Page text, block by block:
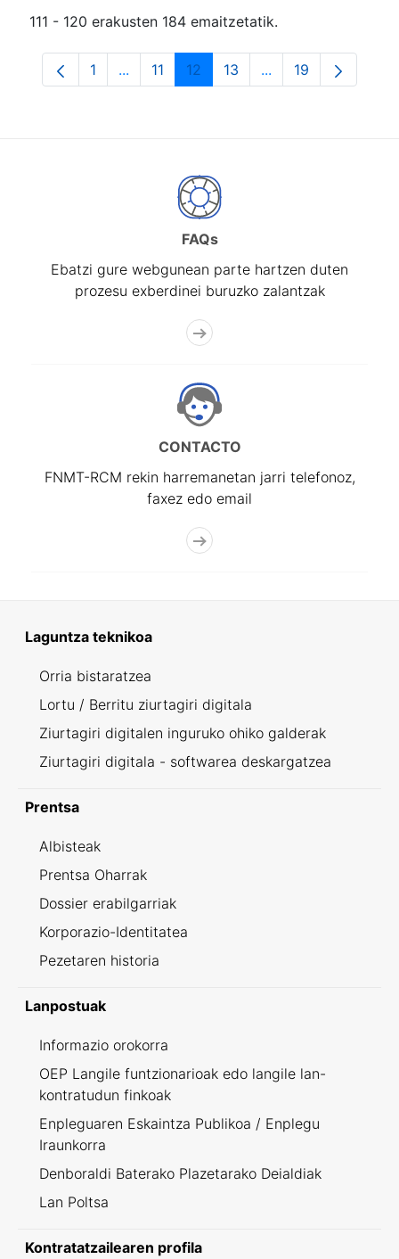
111 - 120 erakusten 184 emaitzetatik.
Orrialdea
1 ...Intermediate Pages Use TAB to navigate.
Orrialdea
11 Orrialdea
12 Orrialdea
13 ...Intermediate
Orrialdea
19
FAQs
Ebatzi gure webgunean parte hartzen duten
prozesu exberdinei buruzko zalantzak
CONTACTO
FNMT-RCM rekin harremanetan jarri telefonoz,
faxez edo email
Laguntza teknikoa
Orria bistaratzea
Lortu / Berritu ziurtagiri digitala
Ziurtagiri digitalen inguruko ohiko galderak
Ziurtagiri digitala - softwarea deskargatzea
Prentsa
Albisteak
Prentsa Oharrak
Dossier erabilgarriak
Korporazio-Identitatea
Pezetaren historia
Lanpostuak
Informazio orokorra
OEP Langile funtzionarioak edo langile lan-
kontratudun finkoak
Enpleguaren Eskaintza Publikoa / Enplegu
Iraunkorra
Denboraldi Baterako Plazetarako Deialdiak
Lan Poltsa
Kontratatzailearen profila